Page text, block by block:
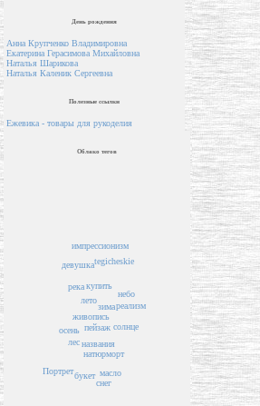
День рождения
Анна Крупченко Владимировна
Екатерина Герасимова Михайловна
Наталья Шарикова
Наталья Каленик Сергеевна
Полезные ссылки
Ежевика - товары для рукоделия
Облако тегов
пейзаж
названия
живопись
лето
натюрморт
купить
солнце
лес
зима
осень
букет масло
река
снег
tegicheskie
реализм
небо
импрессионизм
Портрет
девушка